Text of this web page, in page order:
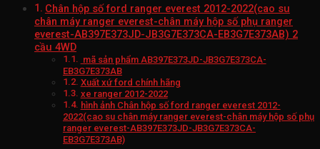
Chân hộp số ford ranger everest 2012-2022(cao su
chân máy ranger everest-chân máy hộp số phụ ranger
everest-AB397E373JD-JB3G7E373CA-EB3G7E373AB) 2
cầu 4WD
mã sản phẩm AB397E373JD-JB3G7E373CA-
EB3G7E373AB
Xuất xứ ford chính hãng
xe ranger 2012-2022
hình ảnh Chân hộp số ford ranger everest 2012-
2022(cao su chân máy ranger everest-chân máy hộp số phụ
ranger everest-AB397E373JD-JB3G7E373CA-
EB3G7E373AB)